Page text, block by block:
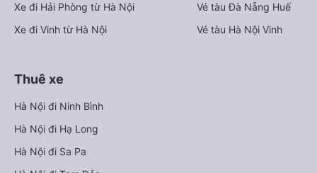
Xe đi Hải Phòng từ Hà Nội
Xe đi Vinh từ Hà Nội
Vé tàu Đà Nẵng Huế
Vé tàu Hà Nội Vinh
Thuê xe
Hà Nội đi Ninh Bình
Hà Nội đi Hạ Long
Hà Nội đi Sa Pa